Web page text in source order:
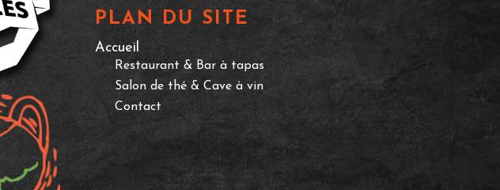
PLAN DU SITE
Accueil
Restaurant & Bar à tapas
Salon de thé & Cave à vin
Contact